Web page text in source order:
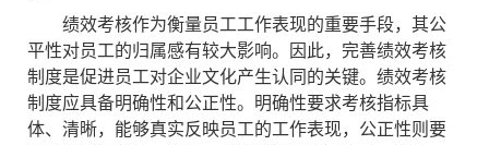
绩效考核作为衡量员工工作表现的重要手段，其公
平性对员工的归属感有较大影响。因此，完善绩效考核
制度是促进员工对企业文化产生认同的关键。绩效考核
制度应具备明确性和公正性。明确性要求考核指标具
体、清晰，能够真实反映员工的工作表现，公正性则要